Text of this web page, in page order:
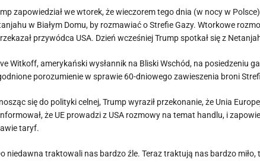
zapowiedział we wtorek, że wieczorem tego dnia (w nocy w
w Białym Domu, by rozmawiać o Strefie Gazy. Wtorkowe
przywódca USA. Dzień wcześniej Trump spotkał się z
Witkoff, amerykański wysłannik na Bliski Wschód, na posiedzeniu
porozumienie w sprawie 60-dniowego zawieszenia broni
się do polityki celnej, Trump wyraził przekonanie, że Unia
że UE prowadzi z USA rozmowy na temat handlu, i
taryf.
niedawna traktowali nas bardzo źle. Teraz traktują nas bardzo miło,